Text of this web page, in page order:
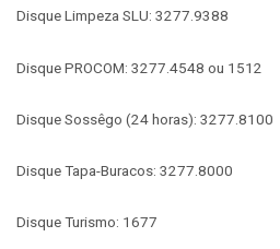
Disque Limpeza SLU: 3277.9388
Disque PROCOM: 3277.4548 ou 1512
Disque Sossêgo (24 horas): 3277.8100
Disque Tapa-Buracos: 3277.8000
Disque Turismo: 1677